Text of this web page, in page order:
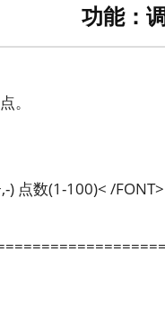
功能：
。
) 点数(1-100)< /